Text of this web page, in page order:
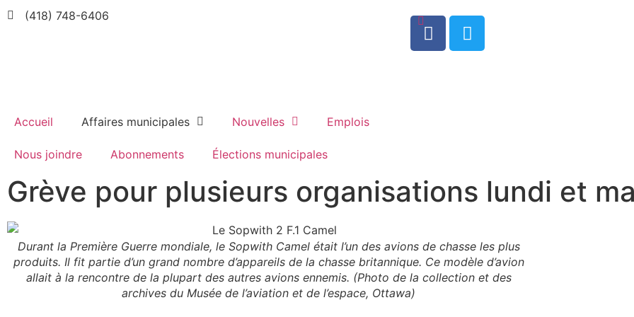
(418) 748-6406
0
Accueil Affaires municipales Nouvelles Emplois
Nous joindre Abonnements Élections municipales
Grève pour plusieurs organisations lundi et
Durant la Première Guerre mondiale, le Sopwith Camel était l’un des avions de chasse les plus
produits. Il fit partie d’un grand nombre d’appareils de la chasse britannique. Ce modèle d’avion
allait à la rencontre de la plupart des autres avions ennemis. (Photo de la collection et des
archives du Musée de l’aviation et de l’espace, Ottawa)